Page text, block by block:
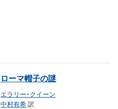
ローマ帽子の謎
エラリー・クイーン
中村有希訳